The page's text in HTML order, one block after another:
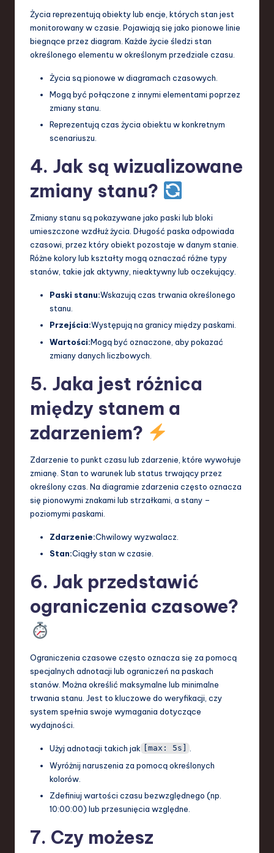
Życia reprezentują obiekty lub encje, których stan jest
monitorowany w czasie. Pojawiają się jako pionowe linie
biegnące przez diagram. Każde życie śledzi stan
określonego elementu w określonym przedziale czasu.
Życia są pionowe w diagramach czasowych.
Mogą być połączone z innymi elementami poprzez
zmiany stanu.
Reprezentują czas życia obiektu w konkretnym
scenariuszu.
4. Jak są wizualizowane
zmiany stanu?
Zmiany stanu są pokazywane jako paski lub bloki
umieszczone wzdłuż życia. Długość paska odpowiada
czasowi, przez który obiekt pozostaje w danym stanie.
Różne kolory lub kształty mogą oznaczać różne typy
stanów, takie jak aktywny, nieaktywny lub oczekujący.
Paski stanu:Wskazują czas trwania określonego
stanu.
Przejścia:Występują na granicy między paskami.
Wartości:Mogą być oznaczone, aby pokazać
zmiany danych liczbowych.
5. Jaka jest różnica
między stanem a
zdarzeniem?
Zdarzenie to punkt czasu lub zdarzenie, które wywołuje
zmianę. Stan to warunek lub status trwający przez
określony czas. Na diagramie zdarzenia często oznacza
się pionowymi znakami lub strzałkami, a stany –
poziomymi paskami.
Zdarzenie:Chwilowy wyzwalacz.
Stan:Ciągły stan w czasie.
6. Jak przedstawić
ograniczenia czasowe?
Ograniczenia czasowe często oznacza się za pomocą
specjalnych adnotacji lub ograniczeń na paskach
stanów. Można określić maksymalne lub minimalne
trwania stanu. Jest to kluczowe do weryfikacji, czy
system spełnia swoje wymagania dotyczące
wydajności.
Użyj adnotacji takich jak [max: 5s]
Wyróżnij naruszenia za pomocą określonych
kolorów.
Zdefiniuj wartości czasu bezwzględnego (np.
10:00:00) lub przesunięcia względne.
7. Czy możesz